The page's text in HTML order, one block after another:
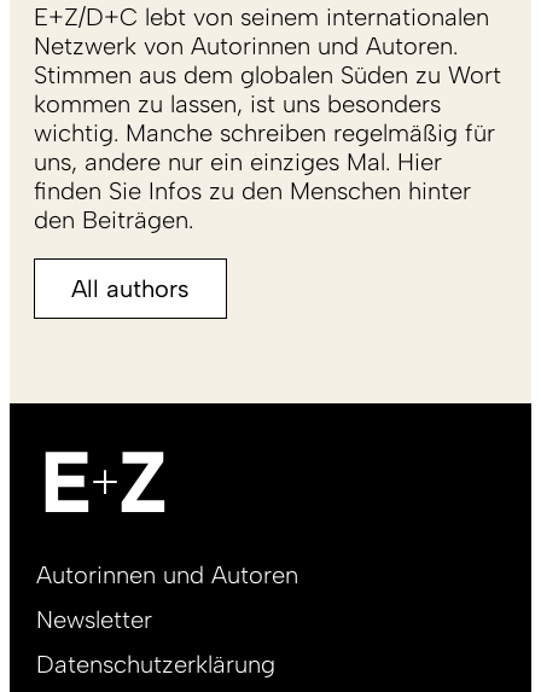
E+Z/D+C lebt von seinem internationalen
Netzwerk von Autorinnen und Autoren.
Stimmen aus dem globalen Süden zu Wort
kommen zu lassen, ist uns besonders
wichtig. Manche schreiben regelmäßig für
uns, andere nur ein einziges Mal. Hier
finden Sie Infos zu den Menschen hinter
den Beiträgen.
All authors
Footer
DE
Autorinnen und Autoren
Newsletter
Datenschutzerklärung